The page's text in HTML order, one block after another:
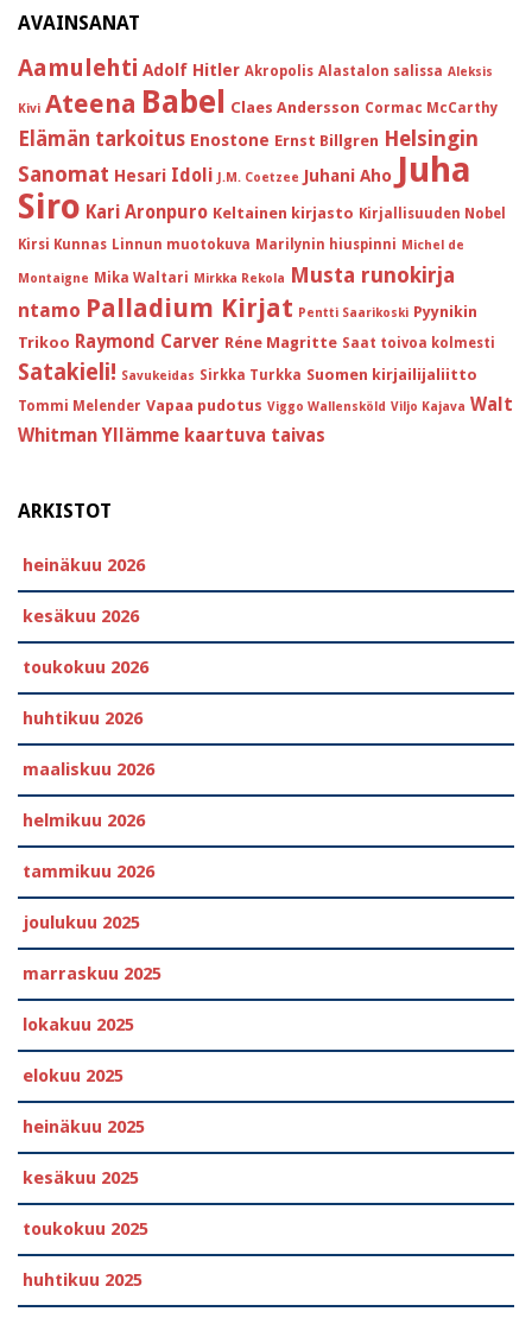
AVAINSANAT
Aamulehti Adolf Hitler Akropolis Alastalon salissa Aleksis
Kivi Ateena Babel Claes Andersson Cormac McCarthy
Elämän tarkoitus Enostone Ernst Billgren Helsingin
Sanomat Hesari Idoli J.M. Coetzee Juhani Aho Juha
Siro Kari Aronpuro Keltainen kirjasto Kirjallisuuden Nobel
Kirsi Kunnas Linnun muotokuva Marilynin hiuspinni Michel de
Montaigne Mika Waltari Mirkka Rekola Musta runokirja
ntamo Palladium Kirjat Pentti Saarikoski Pyynikin
Trikoo Raymond Carver Réne Magritte Saat toivoa kolmesti
Satakieli! Savukeidas Sirkka Turkka Suomen kirjailijaliitto
Tommi Melender Vapaa pudotus Viggo Wallensköld Viljo Kajava Walt
Whitman Yllämme kaartuva taivas
ARKISTOT
heinäkuu 2026
kesäkuu 2026
toukokuu 2026
huhtikuu 2026
maaliskuu 2026
helmikuu 2026
tammikuu 2026
joulukuu 2025
marraskuu 2025
lokakuu 2025
elokuu 2025
heinäkuu 2025
kesäkuu 2025
toukokuu 2025
huhtikuu 2025